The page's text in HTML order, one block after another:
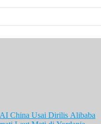
China Usai Dirilis Alibaba